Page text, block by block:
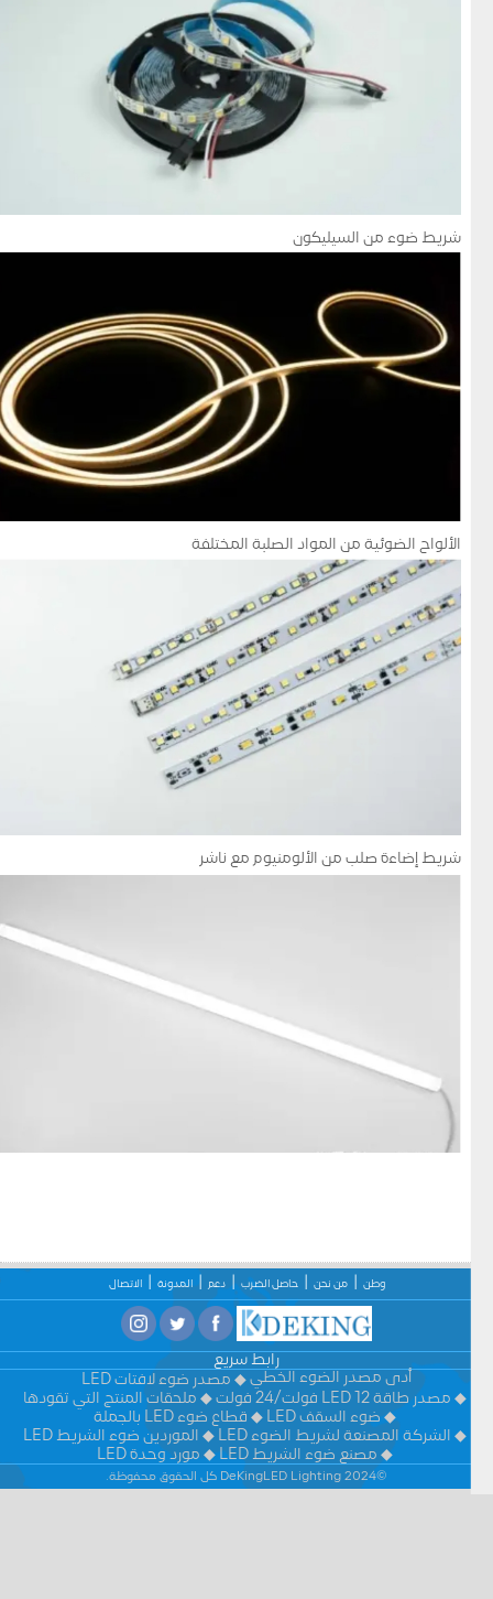
شريط ضوء من السيليكون
الألواح الضوئية من المواد الصلبة المختلفة
شريط إضاءة صلب من الألومنيوم مع ناشر
وطن من نحن حاصل الضرب دعم المدونة الاتصال
رابط سريع
أدى مصدر الضوء الخطي
مصدر ضوء لافتات LED
مصدر طاقة LED 12 فولت/24 فولت
ملحقات المنتج التي تقودها
ضوء السقف LED
قطاع ضوء LED بالجملة
الشركة المصنعة لشريط الضوء LED
الموردين ضوء الشريط LED
مصنع ضوء الشريط LED
مورد وحدة LED